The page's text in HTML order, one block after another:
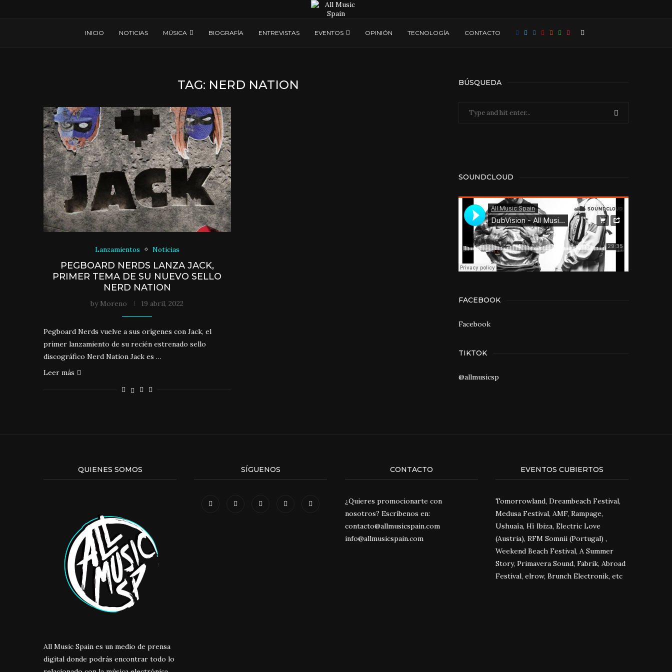
INICIO NOTICIAS MÚSICA BIOGRAFÍA ENTREVISTAS EVENTOS OPINIÓN TECNOLOGÍA CONTACTO
TAG: NERD NATION
Lanzamientos Noticias
PEGBOARD NERDS LANZA JACK,
PRIMER TEMA DE SU NUEVO SELLO
NERD NATION
by Moreno 19 abril, 2022
Pegboard Nerds vuelve a sus orígenes con Jack, el
primer lanzamiento de su recién estrenado sello
discográfico Nerd Nation Jack es …
Leer más
BÚSQUEDA
SOUNDCLOUD
FACEBOOK
Facebook
TIKTOK
@allmusicsp
QUIENES SOMOS
All Music Spain es un medio de prensa
digital donde podrás encontrar todo lo
SÍGUENOS CONTACTO
¿Quieres promocionarte con
nosotros? Escríbenos en:
contacto@allmusicspain.com
info@allmusicspain.com
EVENTOS CUBIERTOS
Tomorrowland, Dreambeach Festival,
Medusa Festival, AMF, Rampage,
Ushuaïa, Hï Ibiza, Electric Love
(Austria), RFM Somnii (Portugal) ,
Weekend Beach Festival, A Summer
Story, Primavera Sound, Fabrik, Abroad
Festival, elrow, Brunch Electronik, etc